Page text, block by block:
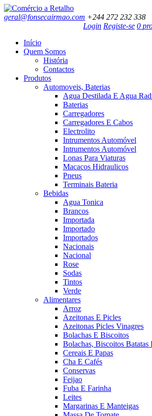
geral@fonsecairmao.com +244 272 232 338
Login Registe-se 0
Início
Quem Somos
História
Contactos
Produtos
Automoveis, Baterias
Agua Destilada E Agua
Baterias
Carregadores
Carregadores E Cabos
Electrolito
Intrumentos Automóvel
Intrumentos Automóvel
Lonas Para Viaturas
Macacos Hidraulicos
Pneus
Terminais Bateria
Bebidas
Agua Tonica
Brancos
Importada
Importado
Importados
Nacionais
Nacional
Rose
Sodas
Tintos
Verde
Alimentares
Arroz
Azeitonas E Picles
Azeitonas Picles Vinagres
Bolachas E Biscoitos
Bolachas, Biscoitos Batatas
Cereais E Papas
Cha E Cafés
Conservas
Feijao
Fuba E Farinha
Leites
Margarinas E Manteigas